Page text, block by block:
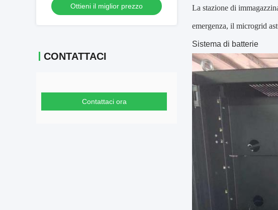
UPS
Ottieni il miglior prezzo
CONTATTACI
Contattaci ora
La stazione di
emergenza, il microgrid
Sistema di batterie